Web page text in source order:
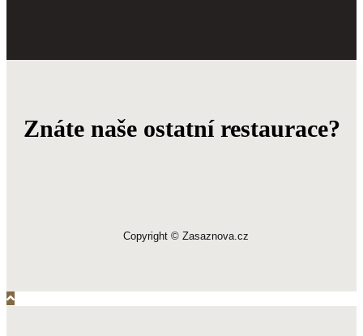
Znáte naše ostatní restaurace?
Copyright © Zasaznova.cz